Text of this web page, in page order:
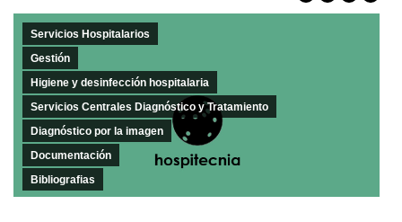
Servicios Hospitalarios
Gestión
Higiene y desinfección hospitalaria
Servicios Centrales Diagnóstico y Tratamiento
Diagnóstico por la imagen
Documentación
Bibliografias